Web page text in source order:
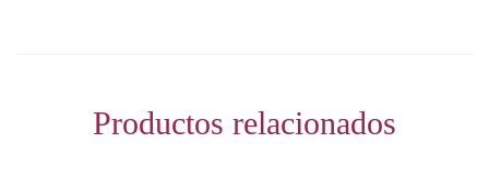
Productos relacionados